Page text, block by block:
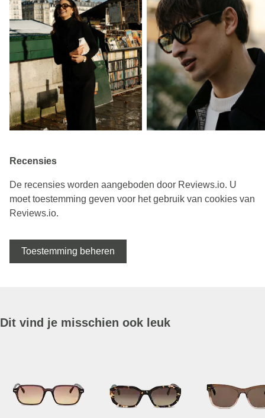
Recensies
De recensies worden aangeboden door Reviews.io. U
moet toestemming geven voor het gebruik van cookies van
Reviews.io.
Toestemming beheren
Dit vind je misschien ook leuk